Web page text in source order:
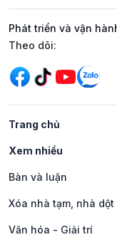
Phát triển và vận
Mạng xã hội
Theo dõi:
Trang chủ
Xem nhiều
Bàn và luận
Xóa nhà tạm, nhà dột
Văn hóa - Giải trí